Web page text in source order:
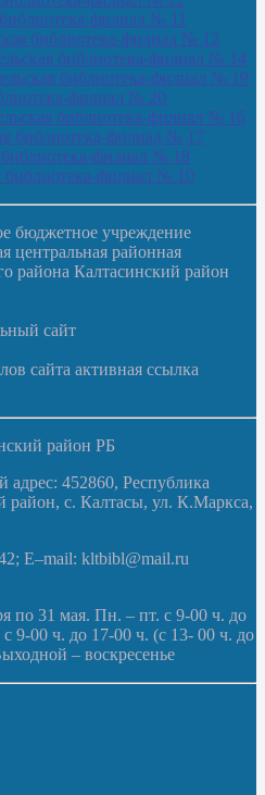
филиал № 11
библиотека-филиал № 12
библиотека-филиал № 14
библиотека-филиал № 19
филиал № 20
библиотека-филиал № 16
библиотека-филиал № 17
библиотека-филиал № 18
библиотека-филиал № 10
бюджетное учреждение
центральная районная
района Калтасинский район
сайт
сайта активная ссылка
район РБ
452860, Республика
район, с. Калтасы, ул. К.Маркса,
E–mail: kltbibl@mail.ru
по 31 мая. Пн. – пт. с 9-00 ч. до
9-00 ч. до 17-00 ч. (с 13- 00 ч. до
– воскресенье